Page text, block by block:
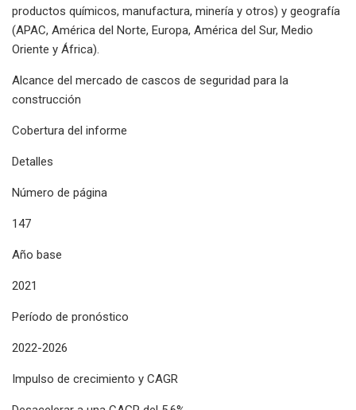
productos químicos, manufactura, minería y otros) y geografía
(APAC, América del Norte, Europa, América del Sur, Medio
Oriente y África).
Alcance del mercado de cascos de seguridad para la
construcción
Cobertura del informe
Detalles
Número de página
147
Año base
2021
Período de pronóstico
2022-2026
Impulso de crecimiento y CAGR